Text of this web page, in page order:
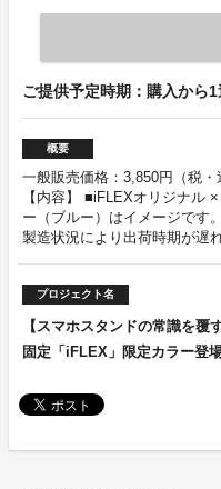
ご提供予定時期：購入から
概要
一般販売価格：3,850円（税
【内容】 ■iFLEXオリジナル
ー（ブルー）はイメージで
製造状況により出荷時期が遅
プロジェクト名
【スマホスタンドの常識を
固定「iFLEX」限定カラー登場